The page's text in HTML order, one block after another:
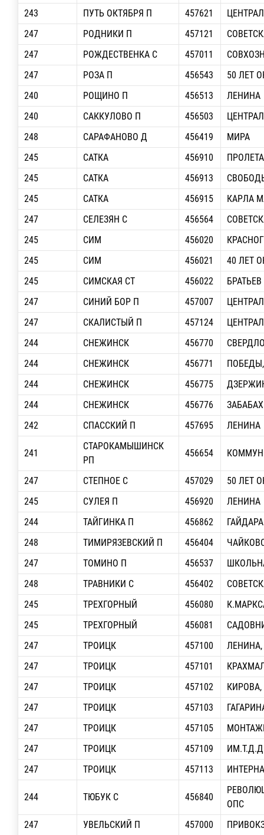
243
ПУТЬ ОКТЯБРЯ П 457621
247
РОДНИКИ П 457121
247
РОЖДЕСТВЕНКА С 457011
247
РОЗА П 456543
50 ЛЕТ
240
РОЩИНО П 456513
ЛЕНИНА
240
САККУЛОВО П 456503
248
САРАФАНОВО Д 456419
МИРА
245
САТКА 456910
245
САТКА 456913
245
САТКА 456915
КАРЛА
247
СЕЛЕЗЯН С 456564
245
СИМ 456020
245
СИМ 456021
40 ЛЕТ
245
СИМСКАЯ СТ 456022
247
СИНИЙ БОР П 457007
247
СКАЛИСТЫЙ П 457124
244
СНЕЖИНСК 456770
244
СНЕЖИНСК 456771
244
СНЕЖИНСК 456775
244
СНЕЖИНСК 456776
242
СПАССКИЙ П 457695 ЛЕНИНА
241
СТАРОКАМЫШИНСК
РП
456654
247 СТЕПНОЕ С 457029
50 ЛЕТ
245
СУЛЕЯ П 456920
ЛЕНИНА
244
ТАЙГИНКА П 456862
ГАЙДАРА
248
ТИМИРЯЗЕВСКИЙ П 456404
247
ТОМИНО П 456537
248
ТРАВНИКИ С 456402
245
ТРЕХГОРНЫЙ 456080
245
ТРЕХГОРНЫЙ 456081
247
ТРОИЦК 457100
247
ТРОИЦК 457101
247
ТРОИЦК 457102
КИРОВА,
247
ТРОИЦК 457103
247
ТРОИЦК 457105
247
ТРОИЦК 457109
247
ТРОИЦК 457113
244 ТЮБУК С 456840
ОПС
247
УВЕЛЬСКИЙ П 457000